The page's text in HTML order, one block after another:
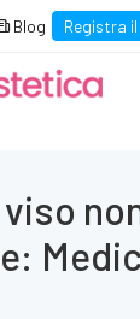
Blog Registra